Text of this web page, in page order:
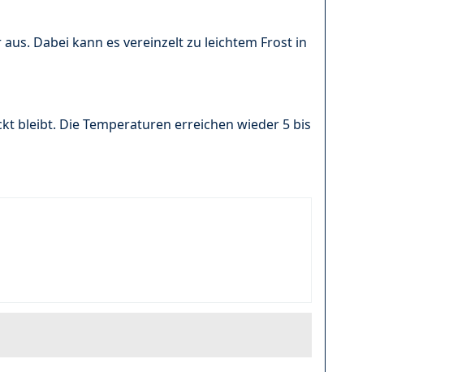
Dabei kann es vereinzelt zu leichtem Frost in
bleibt. Die Temperaturen erreichen wieder 5 bis